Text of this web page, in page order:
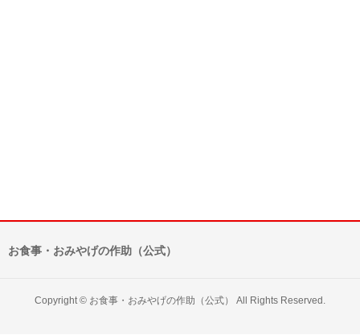
お食事・おみやげの作助（公式）
Copyright © お食事・おみやげの作助（公式） All Rights Reserved.